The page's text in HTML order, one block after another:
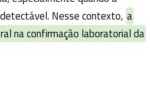
Nesse contexto, a
na confirmação laboratorial da